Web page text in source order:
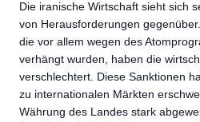
Die iranische Wirtschaft sieht sich
von Herausforderungen
die vor allem wegen des
verhängt wurden, haben die
verschlechtert. Diese Sanktionen
zu internationalen Märkten
Währung des Landes stark